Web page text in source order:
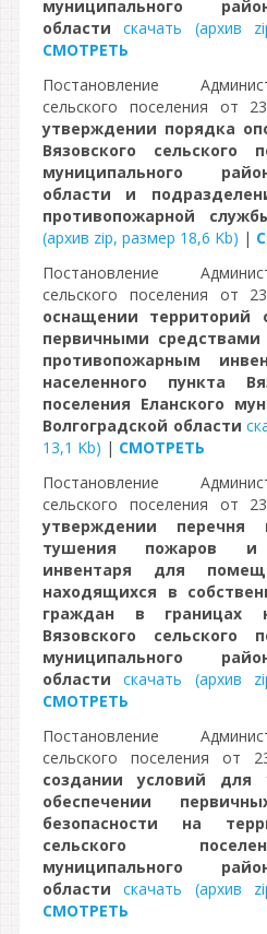
муниципального
области
скачать (архив
СМОТРЕТЬ
Постановление
сельского поселения от
утверждении порядка
Вязовского сельского
муниципального
области и
противопожарной
(архив zip, размер 18,6 Kb) |
Постановление
сельского поселения от
оснащении территорий
первичными
противопожарным
населенного пункта
поселения Еланского
Волгоградской области
13,1 Kb) | СМОТРЕТЬ
Постановление
сельского поселения от
утверждении перечня
тушения пожаров и
инвентаря для
находящихся в
граждан в границах
Вязовского сельского
муниципального
области
скачать (архив
СМОТРЕТЬ
Постановление
сельского поселения
создании условий для
обеспечении
безопасности на
сельского
муниципального
области
скачать (архив
СМОТРЕТЬ